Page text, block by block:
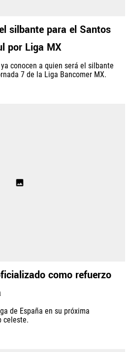
silbante para el Santos
por Liga MX
conocen a quien será el silbante
7 de la Liga Bancomer MX.
como refuerzo
de España en su próxima
celeste.